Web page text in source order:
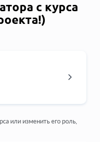
с курса
или изменить его роль,